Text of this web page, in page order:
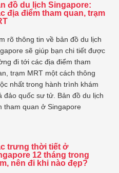
đồ du lịch Singapore:
địa điểm tham quan, trạm
rõ thông tin về bản đồ du lịch
sẽ giúp bạn chi tiết được
đi tới các địa điểm tham
trạm MRT một cách thông
nhất trong hành trình khám
đảo quốc sư tử. Bản đồ du lịch
tham quan ở Singapore
trưng thời tiết ở
12 tháng trong
nên đi khi nào đẹp?